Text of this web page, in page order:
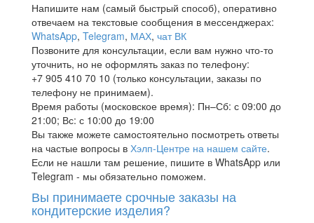
Напишите нам (самый быстрый способ), оперативно
отвечаем на текстовые сообщения в мессенджерах:
WhatsApp, Telegram, МАХ, чат ВК
Позвоните для консультации, если вам нужно что-то
уточнить, но не оформлять заказ по телефону:
+7 905 410 70 10 (только консультации, заказы по
телефону не принимаем).
Время работы (московское время): Пн–Сб: с 09:00 до
21:00; Вс: с 10:00 до 19:00
Вы также можете самостоятельно посмотреть ответы
на частые вопросы в Хэлп-Центре на нашем сайте.
Если не нашли там решение, пишите в WhatsApp или
Telegram - мы обязательно поможем.
Вы принимаете срочные заказы на
кондитерские изделия?